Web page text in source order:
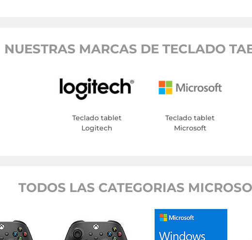
NUESTRAS MARCAS DE TECLADO
Teclado tablet
Logitech
Teclado tablet
Microsoft
TODOS LAS CATEGORIAS